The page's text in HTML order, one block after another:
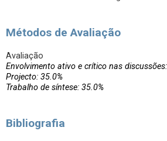
Métodos de Avaliação
Avaliação
Envolvimento ativo e crítico nas
Projecto: 35.0%
Trabalho de síntese: 35.0%
Bibliografia